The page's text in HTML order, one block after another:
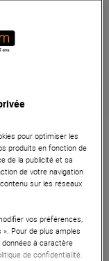
comme une
de switch.
pour optimiser les
produits en fonction de
de la publicité et sa
de votre navigation
sur les réseaux
vos préférences,
Pour de plus amples
à caractère
de confidentialité.